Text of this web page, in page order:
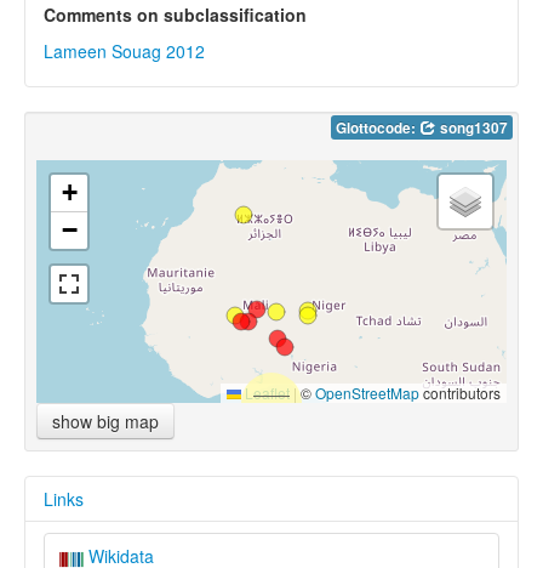
Comments on subclassification
Lameen Souag 2012
Glottocode: song1307
+
−
Leaflet |©OpenStreetMapcontributors
show big map
Links
Wikidata